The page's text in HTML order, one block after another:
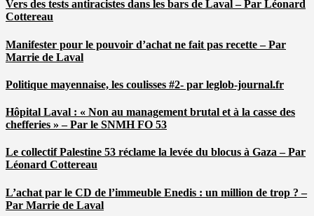
Vers des tests antiracistes dans les bars de Laval – Par Léonard
Cottereau
Manifester pour le pouvoir d’achat ne fait pas recette – Par
Marrie de Laval
Politique mayennaise, les coulisses #2- par leglob-journal.fr
Hôpital Laval : « Non au management brutal et à la casse des
chefferies » – Par le SNMH FO 53
Le collectif Palestine 53 réclame la levée du blocus à Gaza – Par
Léonard Cottereau
L’achat par le CD de l’immeuble Enedis : un million de trop ? –
Par Marrie de Laval